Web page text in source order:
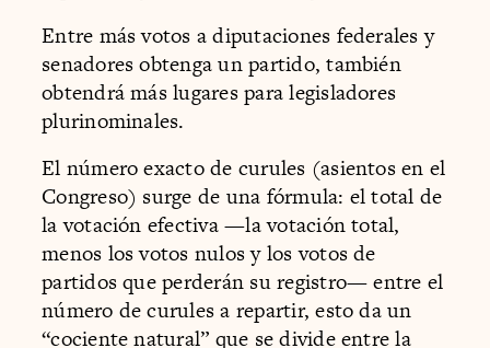
Entre más votos a diputaciones federales y
senadores obtenga un partido, también
obtendrá más lugares para legisladores
plurinominales.
El número exacto de curules (asientos en el
Congreso) surge de una fórmula: el total de
la votación efectiva —la votación total,
menos los votos nulos y los votos de
partidos que perderán su registro— entre el
número de curules a repartir, esto da un
“cociente natural” que se divide entre la